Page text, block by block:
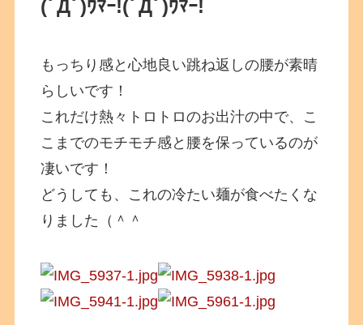
(ﾟДﾟ)ｳﾏｰ!(ﾟДﾟ)ｳﾏｰ!
もっちり感と心地良い跳ね返しの腰が素晴
らしいです！
これだけ熱々トロトロのお出汁の中で、こ
こまでのモチモチ感と腰を保っているのが
凄いです！
どうしても、これの冷たい麺が食べたくな
りました（＾＾